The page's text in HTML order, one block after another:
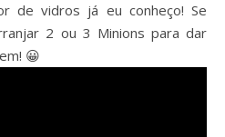
2 ou 3 Minions para dar
😀